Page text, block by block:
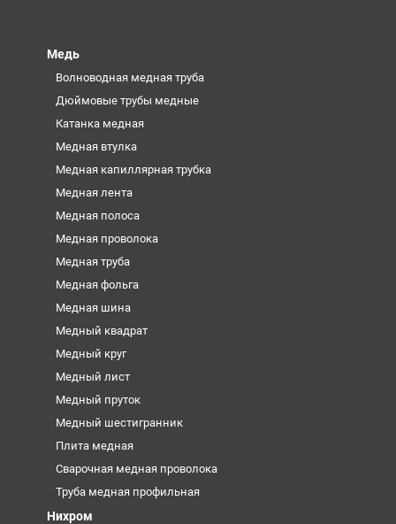
Медь
Волноводная медная труба
Дюймовые трубы медные
Катанка медная
Медная втулка
Медная капиллярная трубка
Медная лента
Медная полоса
Медная проволока
Медная труба
Медная фольга
Медная шина
Медный квадрат
Медный круг
Медный лист
Медный пруток
Медный шестигранник
Плита медная
Сварочная медная проволока
Труба медная профильная
Нихром